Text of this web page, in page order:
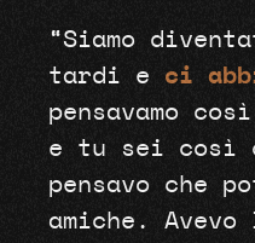
“Siamo
tardi e ci
pensavamo
e tu sei così
pensavo che
amiche.